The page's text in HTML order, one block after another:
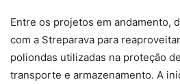
Entre os projetos em andamento,
com a Streparava para
poliondas utilizadas na proteção
transporte e armazenamento. A